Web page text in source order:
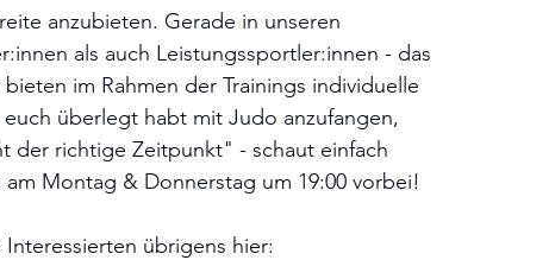
anzubieten. Gerade in unseren
als auch Leistungssportler:innen - das
im Rahmen der Trainings individuelle
überlegt habt mit Judo anzufangen,
der richtige Zeitpunkt" - schaut einfach
Montag & Donnerstag um 19:00 vorbei!
übrigens hier: